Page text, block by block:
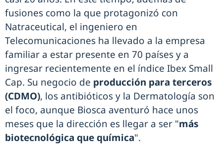
fusiones como la que protagonizó con
Natraceutical, el ingeniero en
Telecomunicaciones ha llevado a la empresa
familiar a estar presente en 70 países y a
ingresar recientemente en el índice Ibex Small
Cap. Su negocio de producción para terceros
(CDMO), los antibióticos y la Dermatología son
el foco, aunque Biosca aventuró hace unos
meses que la dirección es llegar a ser "más
biotecnológica que química".